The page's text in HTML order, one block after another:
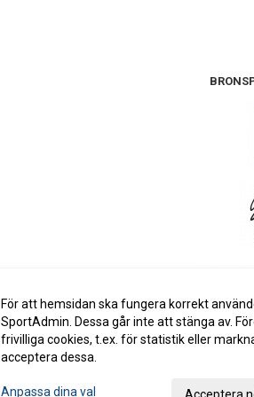
För att hemsidan ska fungera korrekt
SportAdmin. Dessa går inte att stänga av.
frivilliga cookies, t.ex. för statistik eller
acceptera dessa.
Anpassa dina val